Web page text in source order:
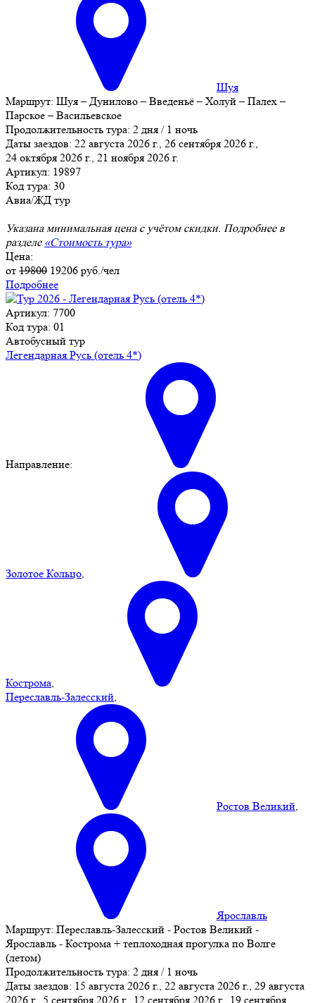
Шуя
Маршрут: Шуя – Дунилово – Введеньё – Холуй – Палех –
Парское – Васильевское
Продолжительность тура: 2 дня / 1 ночь
Даты заездов: 22 августа 2026 г., 26 сентября 2026 г.,
24 октября 2026 г., 21 ноября 2026 г.
Артикул: 19897
Код тура: 30
Авиа/ЖД тур
Указана минимальная цена с учётом скидки. Подробнее в
разделе «Стоимость тура»
Цена:
от 19800 19206 руб./чел
Подробнее
Артикул: 7700
Код тура: 01
Автобусный тур
Легендарная Русь (отель 4*)
Направление:
Золотое Кольцо,
Кострома,
Переславль-Залесский,
Ростов Великий,
Ярославль
Маршрут: Переславль-Залесский - Ростов Великий -
Ярославль - Кострома + теплоходная прогулка по Волге
(летом)
Продолжительность тура: 2 дня / 1 ночь
Даты заездов: 15 августа 2026 г., 22 августа 2026 г., 29 августа
2026 г., 5 сентября 2026 г., 12 сентября 2026 г., 19 сентября